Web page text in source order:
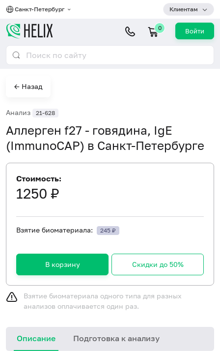
Санкт-Петербург Клиентам
0 Войти
← Назад
Анализ 21-628
Аллерген f27 - говядина, IgE
(ImmunoCAP) в Санкт-Петербурге
Стоимость:
1250 ₽
Взятие биоматериала: 245 ₽
В корзину Скидки до 50%
Взятие биоматериала одного типа для разных
анализов оплачивается один раз.
Описание Подготовка к анализу